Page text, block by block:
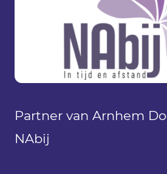
Partner van Arnhem
NAbij